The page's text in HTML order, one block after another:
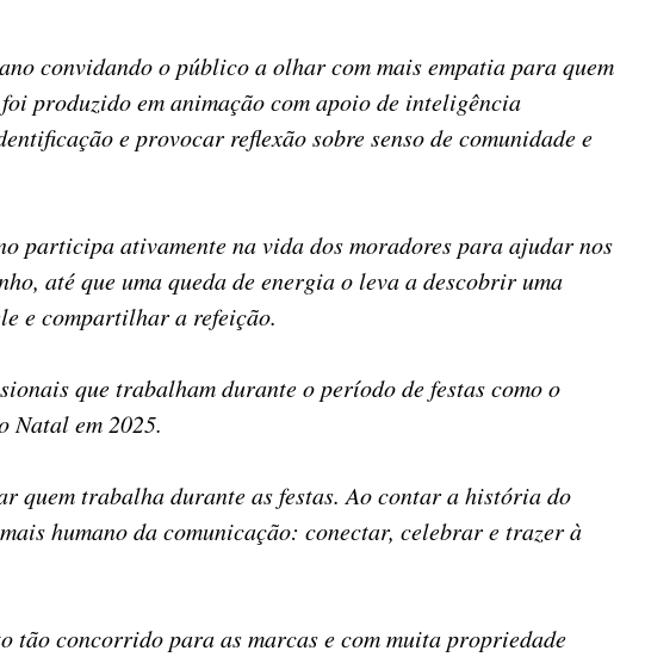
convidando o público a olhar com mais empatia para quem
produzido em animação com apoio de inteligência
e provocar reflexão sobre senso de comunidade e
participa ativamente na vida dos moradores para ajudar nos
até que uma queda de energia o leva a descobrir uma
e compartilhar a refeição.
que trabalham durante o período de festas como o
Natal em 2025.
quem trabalha durante as festas. Ao contar a história do
humano da comunicação: conectar, celebrar e trazer à
tão concorrido para as marcas e com muita propriedade